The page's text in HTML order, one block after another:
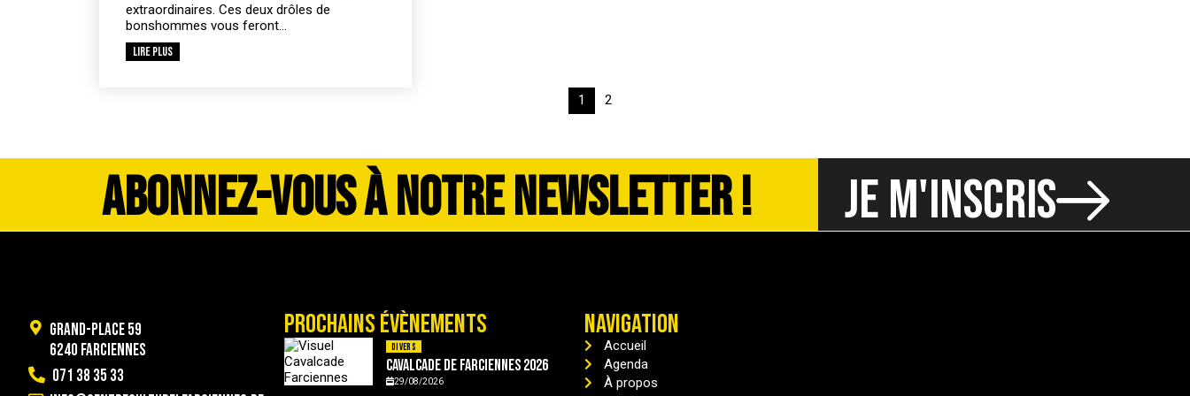
extraordinaires. Ces deux drôles de
bonshommes vous feront...
Lire plus
1 2
ABONNEZ-VOUS À NOTRE NEWSLETTER ! JE M'INSCRIS
Grand-Place 59
6240 Farciennes
071 38 35 33
PROCHAINS ÉVÈNEMENTS
Divers
Cavalcade de Farciennes 2026
29/08/2026
NAVIGATION
Accueil
Agenda
À propos